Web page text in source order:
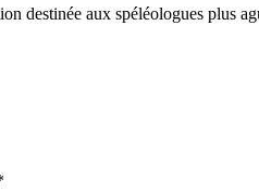
destinée aux spéléologues plus